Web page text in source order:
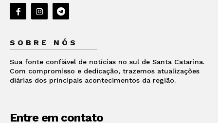
SOBRE NÓS
Sua fonte confiável de notícias no sul de Santa Catarina.
Com compromisso e dedicação, trazemos atualizações
diárias dos principais acontecimentos da região.
Entre em contato